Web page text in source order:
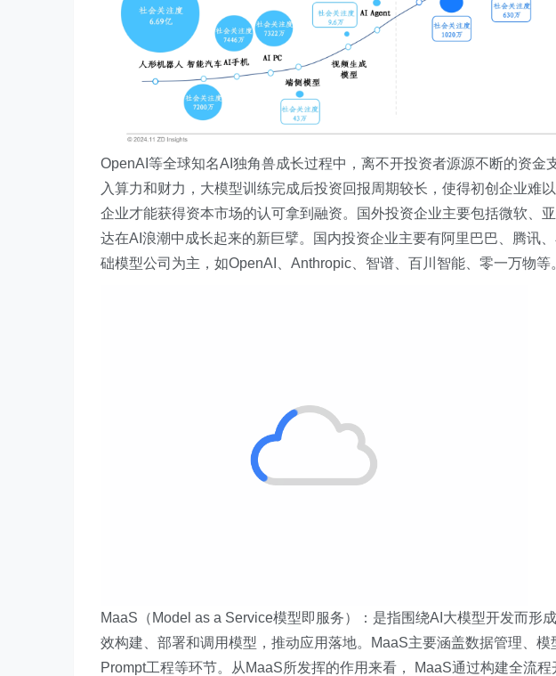
OpenAI等全球知名AI独角兽成长过程中，离不开投资者源源不断的资金
入算力和财力，大模型训练完成后投资回报周期较长，使得初创企业难
企业才能获得资本市场的认可拿到融资。国外投资企业主要包括微软、
达在AI浪潮中成长起来的新巨擘。国内投资企业主要有阿里巴巴、腾讯
础模型公司为主，如OpenAI、Anthropic、智谱、百川智能、零一万物等
MaaS（Model as a Service模型即服务）：是指围绕AI大模型开发而形
效构建、部署和调用模型，推动应用落地。MaaS主要涵盖数据管理、模
Prompt工程等环节。从MaaS所发挥的作用来看， MaaS通过构建全流